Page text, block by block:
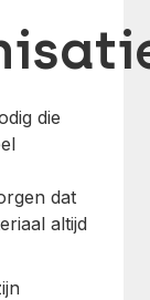
die
dat
altijd